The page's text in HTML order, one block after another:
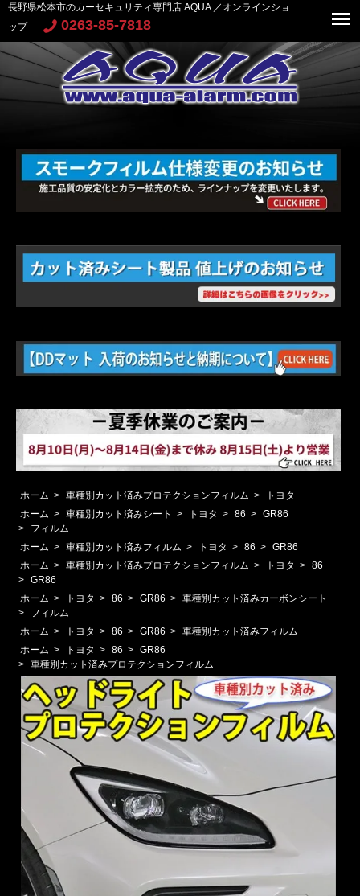
長野県松本市のカーセキュリティ専門店 AQUA ／オンラインショ
ップ
0263-85-7818
ホーム > 車種別カット済みプロテクションフィルム >
トヨタ
ホーム > 車種別カット済みシート > トヨタ > 86 > GR86
>
フィルム
ホーム > 車種別カット済みフィルム > トヨタ > 86 > GR86
ホーム > 車種別カット済みプロテクションフィルム > トヨタ > 86
> GR86
ホーム > トヨタ > 86 > GR86 > 車種別カット済みカーボンシート
>
フィルム
ホーム > トヨタ > 86 > GR86 > 車種別カット済みフィルム
ホーム > トヨタ > 86 > GR86
> 車種別カット済みプロテクションフィルム